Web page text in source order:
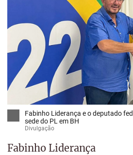
Fabinho Liderança e o deputado
sede do PL em BH
Divulgação
Fabinho Liderança